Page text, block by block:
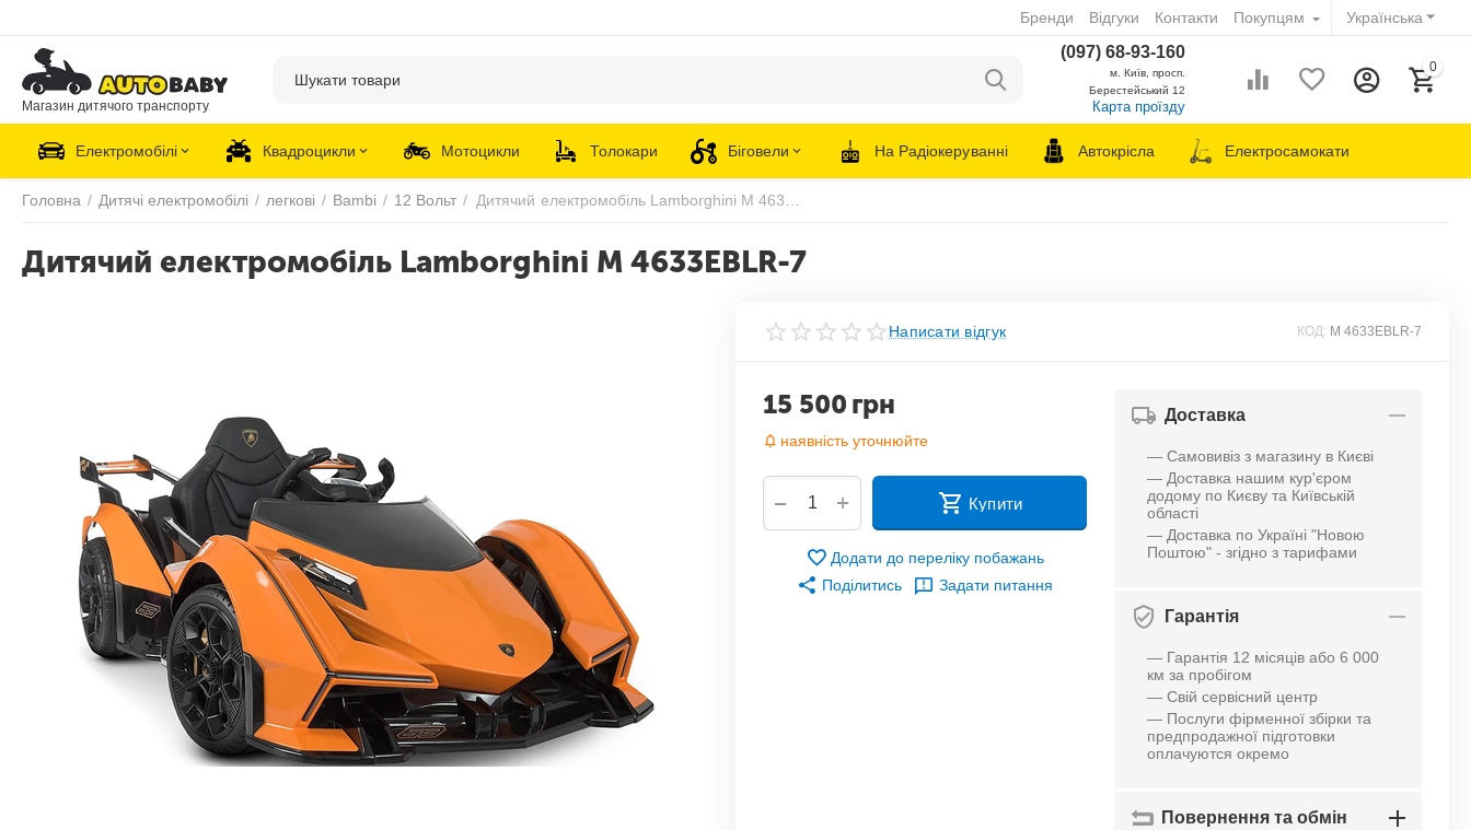
Українська
Бренди Відгуки Контакти Покупцям
Магазин дитячого транспорту
(097) 68-93-160
м. Київ, просп.
Берестейський 12
Карта проїзду
0
Електромобілі Квадроцикли Мотоцикли Толокари Біговели На Радіокеруванні Автокрісла Електросамокати
Головна / Дитячі електромобілі / легкові / Bambi / 12 Вольт /
Дитячий електромобіль Lamborghini M 4633EBLR-7
Написати відгук КОД: M 4633EBLR-7
15 500 грн
наявність уточнюйте
+
− Купити
Додати до переліку побажань
Поділитись
Задати питання
Доставка
— Самовивіз з магазину в Києві
— Доставка нашим кур'єром
додому по Києву та Київській
області
— Доставка по Україні "Новою
Поштою" - згідно з тарифами
Гарантія
— Гарантія 12 місяців або 6 000
км за пробігом
— Свій сервісний центр
— Послуги фірменної збірки та
предпродажної підготовки
оплачуются окремо
Повернення та обмін